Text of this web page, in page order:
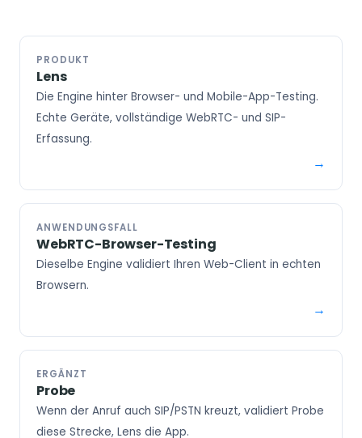
PRODUKT
Lens
Die Engine hinter Browser- und Mobile-App-Testing.
Echte Geräte, vollständige WebRTC- und SIP-
Erfassung.
ANWENDUNGSFALL
WebRTC-Browser-Testing
Dieselbe Engine validiert Ihren Web-Client in echten
Browsern.
ERGÄNZT
Probe
Wenn der Anruf auch SIP/PSTN kreuzt, validiert Probe
diese Strecke, Lens die App.